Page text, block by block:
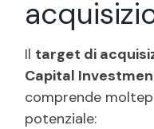
Il target di
Capital
comprende
potenziale: